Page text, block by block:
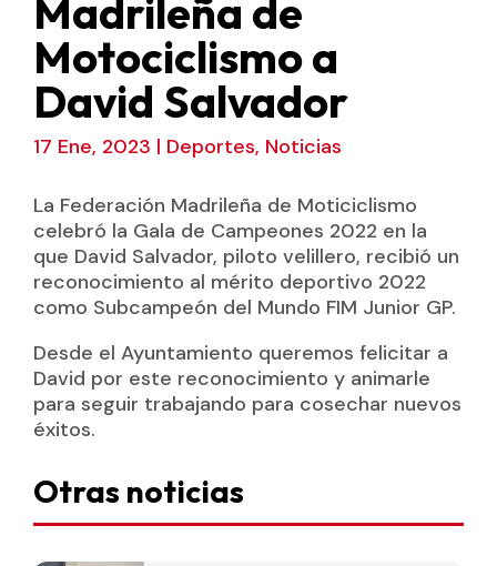
Madrileña de
Motociclismo a
David Salvador
17 Ene, 2023 | Deportes, Noticias
La Federación Madrileña de Moticiclismo
celebró la Gala de Campeones 2022 en la
que David Salvador, piloto velillero, recibió un
reconocimiento al mérito deportivo 2022
como Subcampeón del Mundo FIM Junior GP.
Desde el Ayuntamiento queremos felicitar a
David por este reconocimiento y animarle
para seguir trabajando para cosechar nuevos
éxitos.
Otras noticias